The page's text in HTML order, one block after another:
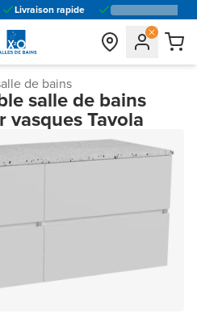
Livraison rapide
de bains
salle de bains
Tavola